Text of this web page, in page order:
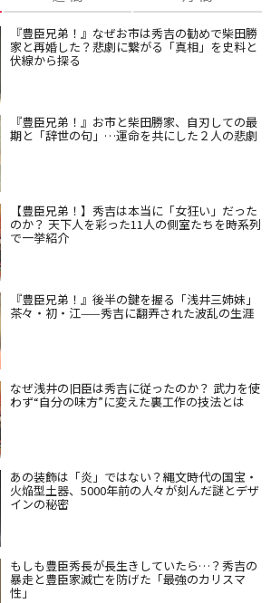
『豊臣兄弟！』なぜお市は秀吉の勧めで柴田勝
家と再婚した？悲劇に繋がる「真相」を史料と
伏線から探る
『豊臣兄弟！』お市と柴田勝家、自刃しての最
期と「辞世の句」…運命を共にした２人の悲劇
【豊臣兄弟！】秀吉は本当に「女狂い」だった
のか？ 天下人を彩った11人の側室たちを時系列
で一挙紹介
『豊臣兄弟！』後半の鍵を握る「浅井三姉妹」
茶々・初・江——秀吉に翻弄された波乱の生涯
なぜ浅井の旧臣は秀吉に従ったのか？ 武力を使
わず“自分の味方”に変えた裏工作の技法とは
あの装飾は「炎」ではない？縄文時代の国宝・
火焔型土器、5000年前の人々が刻んだ謎とデザ
インの秘密
もしも豊臣秀長が長生きしていたら…？秀吉の
暴走と豊臣家滅亡を防げた「最強のカリスマ
性」